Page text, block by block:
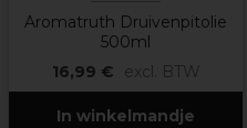
Aromatruth Druivenpitolie
500ml
16,99 €
excl. BTW
In winkelmandje